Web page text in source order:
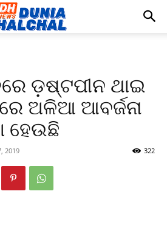
ଡ଼ଷ୍ଟପୀନ ଥାଇ
ଅଳିଆ ଆବର୍ଜନା
ହେଉଛି
2019 322